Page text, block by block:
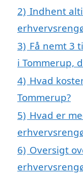
2) Indhent
3) Få nemt 3
i Tommerup,
4) Hvad
Tommerup?
5) Hvad er
6) Oversigt